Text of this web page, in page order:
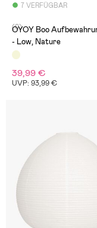
7 VERFÜGBAR
(0)
OYOY Boo
- Low, Nature
39,99 €
UVP: 93,99 €